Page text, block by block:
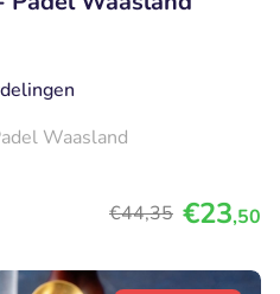
Waasland
€44,35 €23,50